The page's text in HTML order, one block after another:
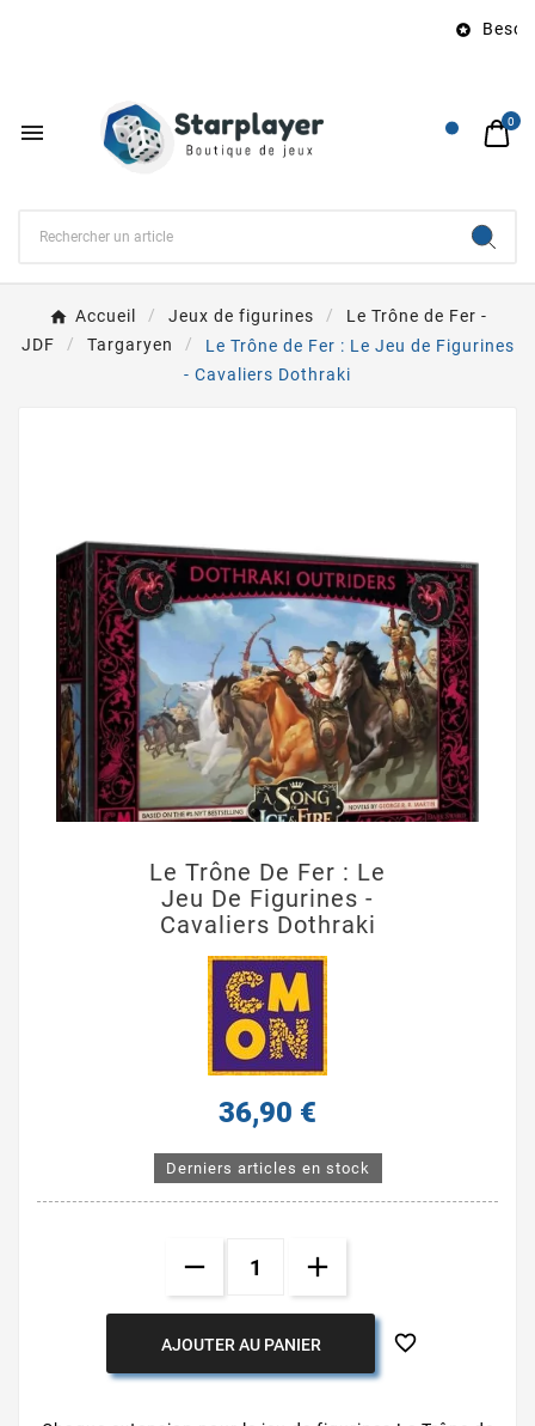
 Besoin
 0
Accueil Jeux de figurines
Le Trône de Fer -
JDF
Targaryen
Le Trône de Fer : Le Jeu de Figurines
- Cavaliers Dothraki
Le Trône De Fer : Le
Jeu De Figurines -
Cavaliers Dothraki
36,90 €
Derniers articles en stock
AJOUTER AU PANIER 